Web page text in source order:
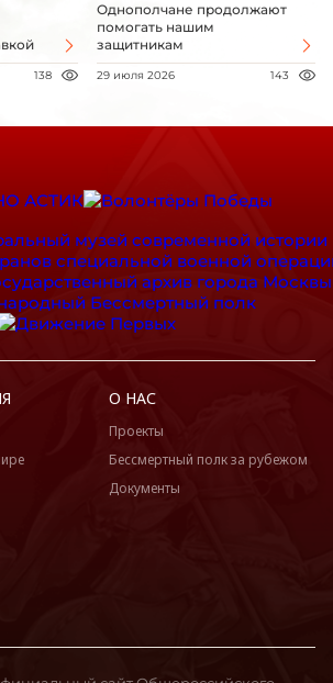
138
Однополчане продолжают
помогать нашим
защитникам
29 июля 2026 143
О НАС
Проекты
Бессмертный полк за рубежом
Документы